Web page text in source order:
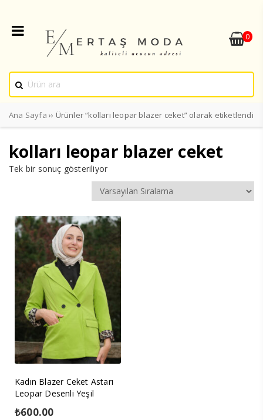
0
Ana Sayfa ›› Ürünler “kolları leopar blazer ceket” olarak etiketlendi
kolları leopar blazer ceket
Tek bir sonuç gösteriliyor
Kadın Blazer Ceket Astarı
Leopar Desenli Yeşil
₺600.00